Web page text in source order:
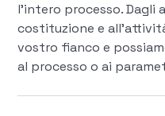
l'intero processo. Dagli
costituzione e
vostro fianco e
al processo o ai